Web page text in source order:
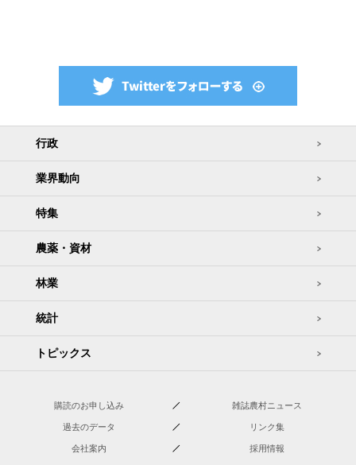
行政
業界動向
特集
農薬・資材
林業
統計
トピックス
購読のお申し込み 雑誌農村ニュース
過去のデータ リンク集
会社案内 採用情報